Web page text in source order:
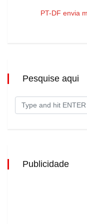
PT-DF envia
Pesquise aqui
Publicidade